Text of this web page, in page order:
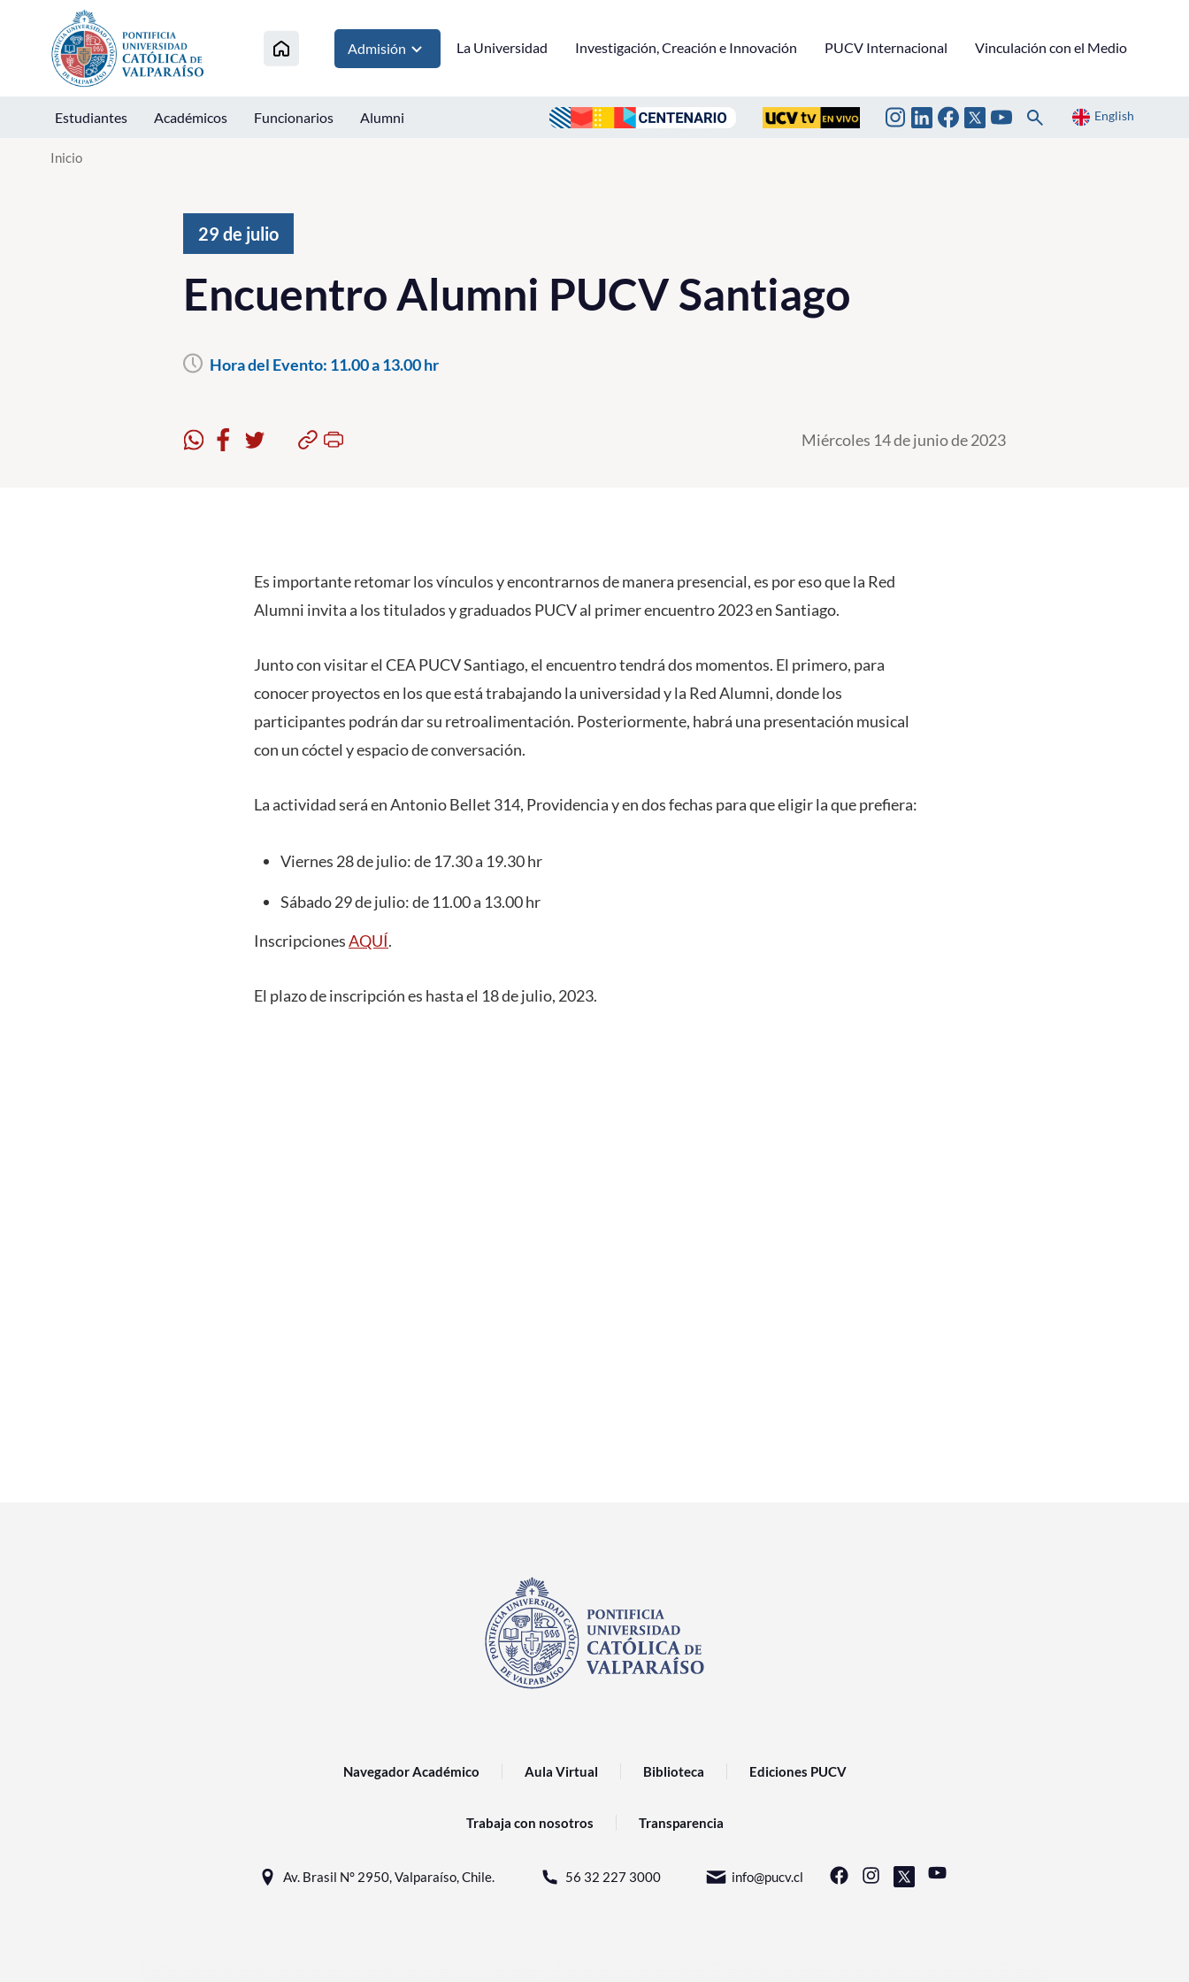
Click acá para ir directamente al contenido
Admisión La Universidad Investigación, Creación e Innovación PUCV Internacional Vinculación con el Medio
Estudiantes Académicos Funcionarios Alumni English
Inicio
29 de julio
Encuentro Alumni PUCV Santiago
Hora del Evento: 11.00 a 13.00 hr
Miércoles 14 de junio de 2023
Es importante retomar los vínculos y encontrarnos de manera presencial, es por eso que la Red
Alumni invita a los titulados y graduados PUCV al primer encuentro 2023 en Santiago.
Junto con visitar el CEA PUCV Santiago, el encuentro tendrá dos momentos. El primero, para
conocer proyectos en los que está trabajando la universidad y la Red Alumni, donde los
participantes podrán dar su retroalimentación. Posteriormente, habrá una presentación musical
con un cóctel y espacio de conversación.
La actividad será en Antonio Bellet 314, Providencia y en dos fechas para que eligir la que prefiera:
Viernes 28 de julio: de 17.30 a 19.30 hr
Sábado 29 de julio: de 11.00 a 13.00 hr
InscripcionesAQUÍ.
El plazo de inscripción es hasta el 18 de julio, 2023.
Navegador Académico Aula Virtual Biblioteca Ediciones PUCV
Trabaja con nosotros Transparencia
Av. Brasil N° 2950, Valparaíso, Chile. 56 32 227 3000 info@pucv.cl